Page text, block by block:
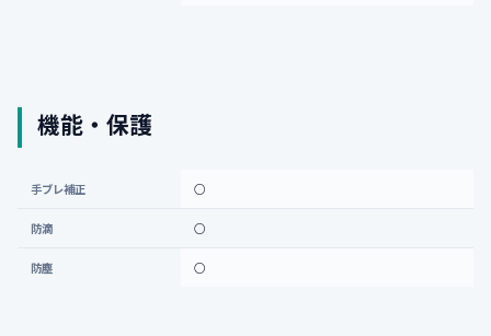
機能・保護
手ブレ補正 ○
防滴 ○
防塵 ○